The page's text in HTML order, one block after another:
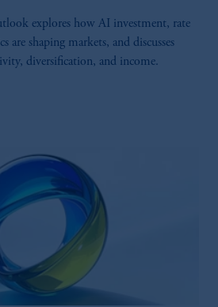
explores how AI investment, rate
are shaping markets, and discusses
diversification, and income.